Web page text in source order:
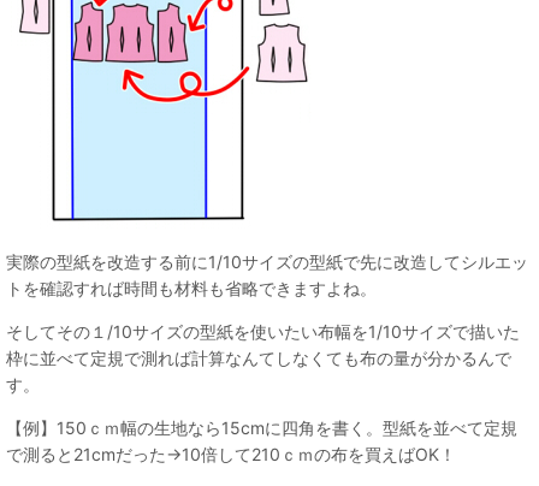
実際の型紙を改造する前に1/10サイズの型紙で先に改造してシルエッ
トを確認すれば時間も材料も省略できますよね。
そしてその１/10サイズの型紙を使いたい布幅を1/10サイズで描いた
枠に並べて定規で測れば計算なんてしなくても布の量が分かるんで
す。
【例】150ｃｍ幅の生地なら15cmに四角を書く。型紙を並べて定規
で測ると21cmだった→10倍して210ｃｍの布を買えばOK！